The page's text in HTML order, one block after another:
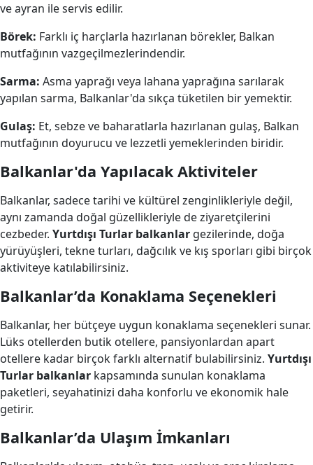
ve ayran ile servis edilir.
Börek: Farklı iç harçlarla hazırlanan börekler, Balkan
mutfağının vazgeçilmezlerindendir.
Sarma: Asma yaprağı veya lahana yaprağına sarılarak
yapılan sarma, Balkanlar'da sıkça tüketilen bir yemektir.
Gulaş: Et, sebze ve baharatlarla hazırlanan gulaş, Balkan
mutfağının doyurucu ve lezzetli yemeklerinden biridir.
Balkanlar'da Yapılacak Aktiviteler
Balkanlar, sadece tarihi ve kültürel zenginlikleriyle değil,
aynı zamanda doğal güzellikleriyle de ziyaretçilerini
cezbeder. Yurtdışı Turlar balkanlar gezilerinde, doğa
yürüyüşleri, tekne turları, dağcılık ve kış sporları gibi birçok
aktiviteye katılabilirsiniz.
Balkanlar’da Konaklama Seçenekleri
Balkanlar, her bütçeye uygun konaklama seçenekleri sunar.
Lüks otellerden butik otellere, pansiyonlardan apart
otellere kadar birçok farklı alternatif bulabilirsiniz. Yurtdışı
Turlar balkanlar kapsamında sunulan konaklama
paketleri, seyahatinizi daha konforlu ve ekonomik hale
getirir.
Balkanlar’da Ulaşım İmkanları